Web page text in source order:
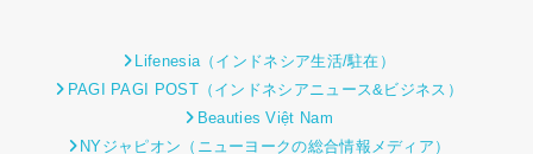
Lifenesia（インドネシア生活/駐在）
PAGI PAGI POST（インドネシアニュース&ビジネス）
Beauties Việt Nam
NYジャピオン（ニューヨークの総合情報メディア）